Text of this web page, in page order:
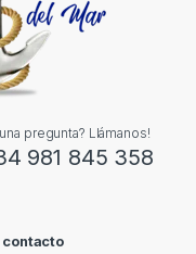
pregunta? Llámanos!
981 845 358
contacto